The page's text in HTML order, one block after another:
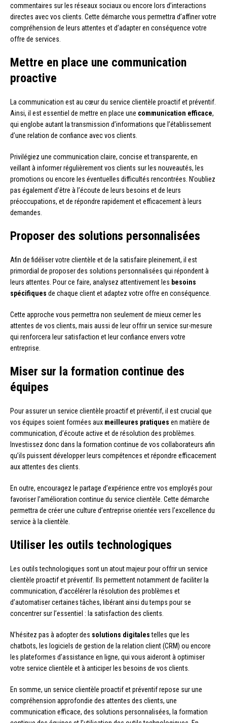
commentaires sur les réseaux sociaux ou encore lors d’interactions
directes avec vos clients. Cette démarche vous permettra d’affiner votre
compréhension de leurs attentes et d’adapter en conséquence votre
offre de services.
Mettre en place une communication
proactive
La communication est au cœur du service clientèle proactif et préventif.
Ainsi, il est essentiel de mettre en place une communication efficace,
qui englobe autant la transmission d’informations que l’établissement
d’une relation de confiance avec vos clients.
Privilégiez une communication claire, concise et transparente, en
veillant à informer régulièrement vos clients sur les nouveautés, les
promotions ou encore les éventuelles difficultés rencontrées. N’oubliez
pas également d’être à l’écoute de leurs besoins et de leurs
préoccupations, et de répondre rapidement et efficacement à leurs
demandes.
Proposer des solutions personnalisées
Afin de fidéliser votre clientèle et de la satisfaire pleinement, il est
primordial de proposer des solutions personnalisées qui répondent à
leurs attentes. Pour ce faire, analysez attentivement les besoins
spécifiques de chaque client et adaptez votre offre en conséquence.
Cette approche vous permettra non seulement de mieux cerner les
attentes de vos clients, mais aussi de leur offrir un service sur-mesure
qui renforcera leur satisfaction et leur confiance envers votre
entreprise.
Miser sur la formation continue des
équipes
Pour assurer un service clientèle proactif et préventif, il est crucial que
vos équipes soient formées aux meilleures pratiques en matière de
communication, d’écoute active et de résolution des problèmes.
Investissez donc dans la formation continue de vos collaborateurs afin
qu’ils puissent développer leurs compétences et répondre efficacement
aux attentes des clients.
En outre, encouragez le partage d’expérience entre vos employés pour
favoriser l’amélioration continue du service clientèle. Cette démarche
permettra de créer une culture d’entreprise orientée vers l’excellence du
service à la clientèle.
Utiliser les outils technologiques
Les outils technologiques sont un atout majeur pour offrir un service
clientèle proactif et préventif. Ils permettent notamment de faciliter la
communication, d’accélérer la résolution des problèmes et
d’automatiser certaines tâches, libérant ainsi du temps pour se
concentrer sur l’essentiel : la satisfaction des clients.
N’hésitez pas à adopter des solutions digitalestelles que les
chatbots, les logiciels de gestion de la relation client (CRM) ou encore
les plateformes d’assistance en ligne, qui vous aideront à optimiser
votre service clientèle et à anticiper les besoins de vos clients.
En somme, un service clientèle proactif et préventif repose sur une
compréhension approfondie des attentes des clients, une
communication efficace, des solutions personnalisées, la formation